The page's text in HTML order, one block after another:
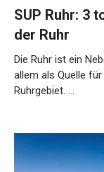
SUP Ruhr: 3
der Ruhr
Die Ruhr ist ein
allem als Quelle
Ruhrgebiet. …